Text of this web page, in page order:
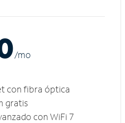
/mo
con fibra óptica
gratis
con WiFi 7